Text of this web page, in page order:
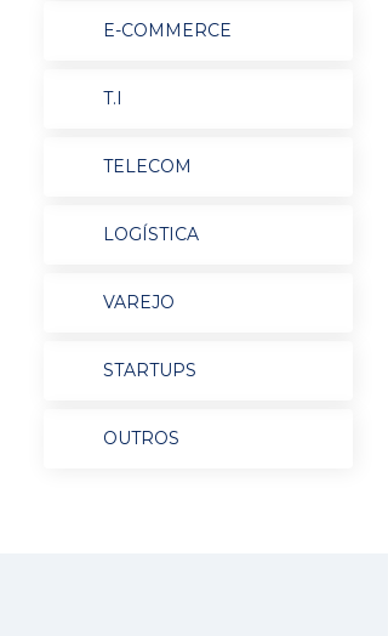
E-COMMERCE
T.I
TELECOM
LOGÍSTICA
VAREJO
STARTUPS
OUTROS